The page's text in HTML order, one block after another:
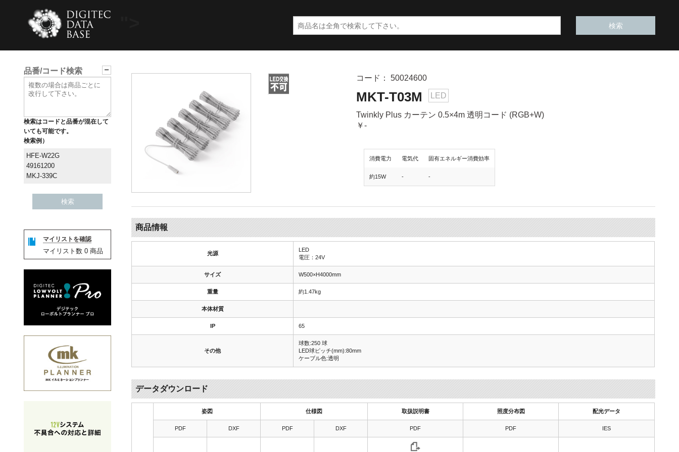
品番/コード検索
検索はコードと品番が混在して
いても可能です。
検索例）
HFE-W22G
49161200
MKJ-339C
マイリストを確認
マイリスト数 0 商品
コード： 50024600
MKT-T03M LED
Twinkly Plus カーテン 0.5×4m 透明コード (RGB+W)
￥-
消費電力 電気代 固有エネルギー消費効率
約15W - -
商品情報
光源
LED
電圧：24V
サイズ W500×H4000mm
重量 約1.47kg
本体材質
IP 65
その他
球数:250 球
LED球ピッチ(mm):80mm
ケーブル色:透明
データダウンロード
姿図 仕様図 取扱説明書 照度分布図 配光データ
PDF DXF PDF DXF PDF PDF IES